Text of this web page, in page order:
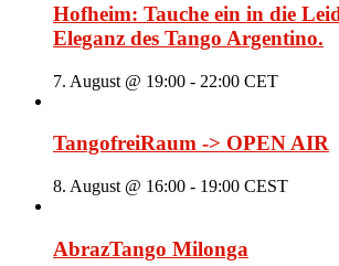
Hofheim: Tauche ein in die
Eleganz des Tango Argentino.
7. August @ 19:00 - 22:00 CET
TangofreiRaum -> OPEN AIR
8. August @ 16:00 - 19:00 CEST
AbrazTango Milonga